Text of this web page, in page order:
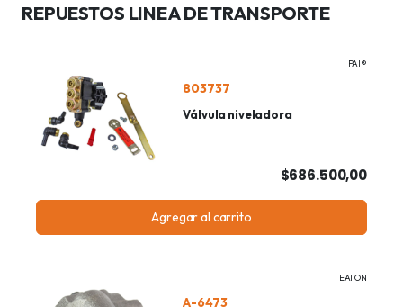
REPUESTOS LINEA DE TRANSPORTE
PAI®
803737
Válvula niveladora
$686.500,00
Agregar al carrito
EATON
A-6473